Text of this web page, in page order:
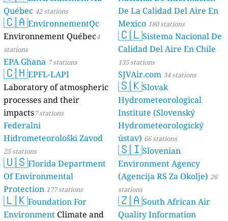
Québec 42 stations
🇨🇦EnvironnementQc
Environnement Québec4
stations
EPA Ghana 7 stations
🇨🇭EPFL-LAPI
Laboratory of atmospheric
processes and their
impacts7 stations
Federalni
Hidrometeorološki Zavod
25 stations
🇺🇸Florida Department
Of Environmental
Protection 177 stations
🇱🇰Foundation For
Environment Climate and
De La Calidad Del Aire En
Mexico 180 stations
🇨🇱Sistema Nacional De
Calidad Del Aire En Chile
135 stations
SJVAir.com 34 stations
🇸🇰Slovak
Hydrometeorological
Institute (Slovenský
Hydrometeorologický
ústav) 66 stations
🇸🇮Slovenian
Environment Agency
(Agencija RS Za Okolje) 26
stations
🇿🇦South African Air
Quality Information